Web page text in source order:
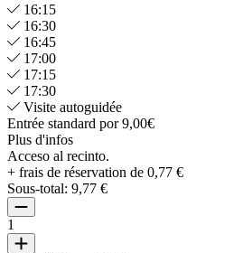
16:15
16:30
16:45
17:00
17:15
17:30
Visite autoguidée
Entrée standard por 9,00€
Plus d'infos
Acceso al recinto.
+ frais de réservation de 0,77 €
Sous-total: 9,77 €
1